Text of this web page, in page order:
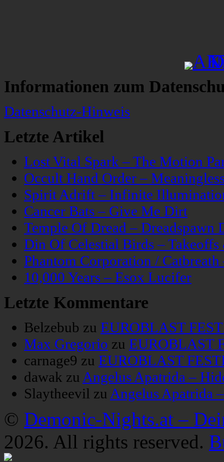
Informationen zum
Datenschutz-Hinweis
Letzte Artikel
Lost Vital Spark – The Motion
Occult Hand Order –
Spirit Adrift – Infinite
Cancer Bats – Give Me Dirt
Temple Of Dread – Dreadspawn
Din Of Celestial Birds –
Phantom Corporation /
10,000 Years – Esox Lucifer
Letzte Kommentare
Belzebub zu EUROBLAST
Max Gregorio zu EUROBLAST
carnage9 zu EUROBLAST
dawak zu Angelus Apatrida –
Slaytheevil zu Angelus Apatrida
© Demonic-Nights.at –
2026. All rights reserved.